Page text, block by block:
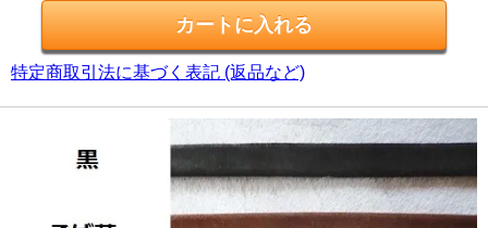
特定商取引法に基づく表記 (返品など)